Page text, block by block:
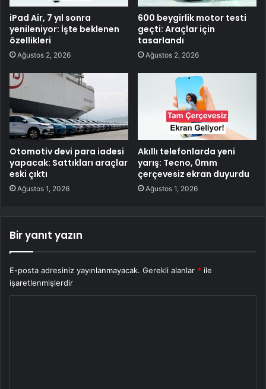
iPad Air, 7 yıl sonra
yenileniyor: İşte beklenen
özellikleri
Ağustos 2, 2026
600 beygirlik motor testi
geçti: Araçlar için
tasarlandı
Ağustos 2, 2026
Otomotiv devi para iadesi
yapacak: Sattıkları araçlar
eski çıktı
Ağustos 1, 2026
Akıllı telefonlarda yeni
yarış: Tecno, 0mm
çerçevesiz ekran duyurdu
Ağustos 1, 2026
Bir yanıt yazın
E-posta adresiniz yayınlanmayacak. Gerekli alanlar * ile
işaretlenmişlerdir